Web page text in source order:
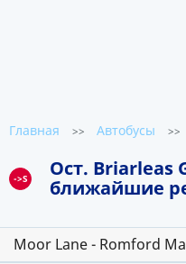
Главная >> Автобусы >>
->S
Ост. Briarleas
ближайшие
Moor Lane - Romford